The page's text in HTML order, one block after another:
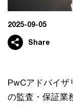
2025-09-05
Share
PwCアドバイ
の監査・保証業